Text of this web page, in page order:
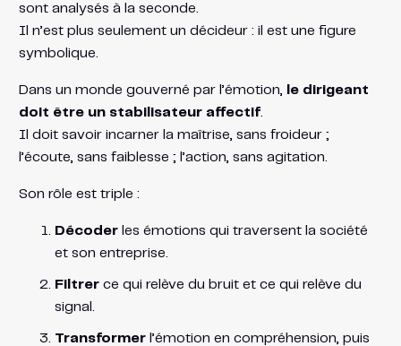
sont analysés à la seconde.
Il n’est plus seulement un décideur : il est une figure
symbolique.
Dans un monde gouverné par l’émotion,
le dirigeant
doit être un stabilisateur affectif.
Il doit savoir incarner la maîtrise, sans froideur ;
l’écoute, sans faiblesse ; l’action, sans agitation.
Son rôle est triple :
Décoderles émotions qui traversent la société
et son entreprise.
Filtrerce qui relève du bruit et ce qui relève du
signal.
Transformerl’émotion en compréhension, puis